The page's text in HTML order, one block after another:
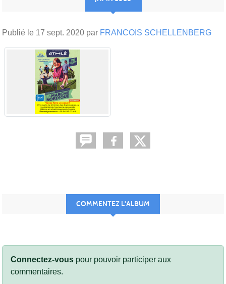
Publié le 17 sept. 2020 par FRANCOIS SCHELLENBERG
COMMENTEZ L'ALBUM
Connectez-vous pour pouvoir participer aux
commentaires.